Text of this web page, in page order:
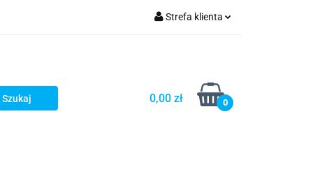
Strefa klienta
Dodaj zgłoszenie
0,00 zł 0